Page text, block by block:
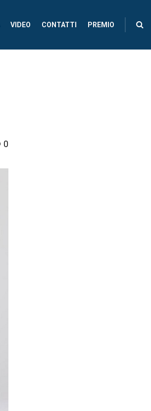
VIDEO CONTATTI PREMIO
0